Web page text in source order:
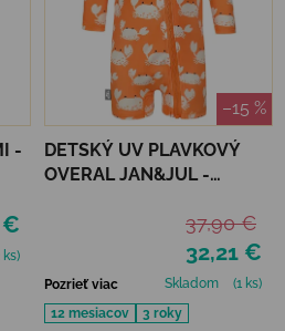
-
€
ks)
–15 %
DETSKÝ UV PLAVKOVÝ
OVERAL JAN&JUL -
32,21 €
37,90 €
Pozrieť viac Skladom
(1 ks)
12 mesiacov
3 roky